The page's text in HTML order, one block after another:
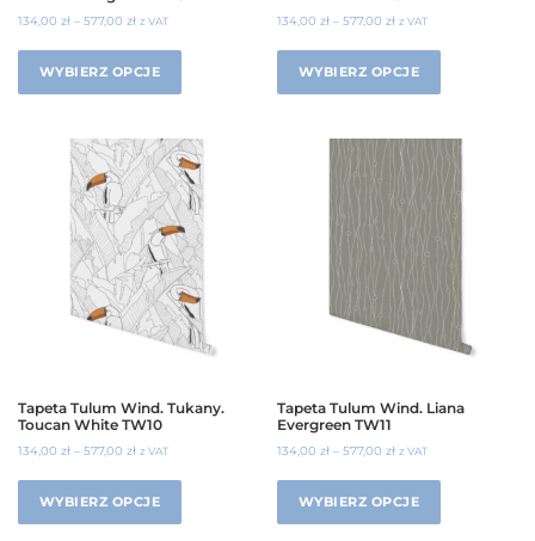
134,00 zł – 577,00 zł z VAT
WYBIERZ OPCJE
134,00zł –577,00zł z VAT
WYBIERZ OPCJE
Tapeta Tulum Wind. Tukany.
Toucan White TW10
134,00 zł – 577,00 zł z VAT
WYBIERZ OPCJE
Tapeta Tulum Wind. Liana
Evergreen TW11
134,00zł –577,00zł z VAT
WYBIERZ OPCJE